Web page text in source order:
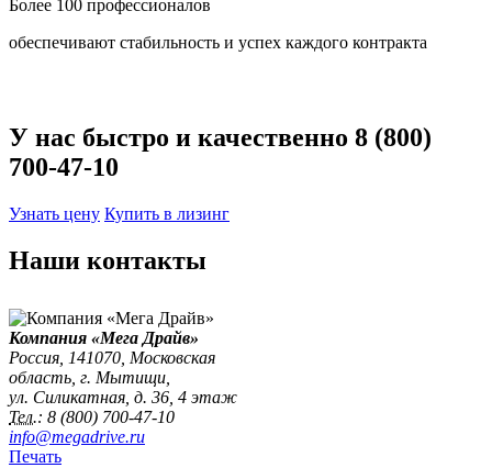
Более 100 профессионалов
обеспечивают стабильность и успех каждого контракта
У нас быстро и качественно 8 (800)
700-47-10
Узнать цену Купить в лизинг
Наши контакты
Компания «Мега Драйв»
Россия, 141070, Московская
область, г. Мытищи,
ул. Силикатная, д. 36, 4 этаж
Тел.: 8 (800) 700-47-10
info@megadrive.ru
Печать